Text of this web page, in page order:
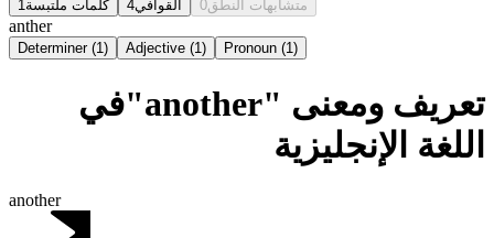
كلمات ملتبسة 1 القوافي4 متشابهات النطق0
anther
Determiner(1) Adjective (1) Pronoun (1)
تعريف ومعنى "another"في
اللغة الإنجليزية
another